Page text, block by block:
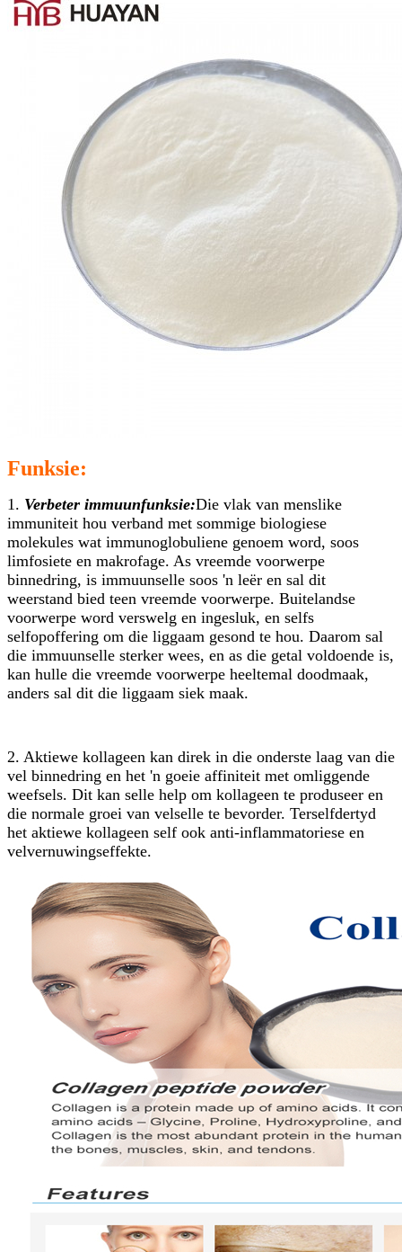
Funksie:
1. Verbeter immuunfunksie:Die vlak van menslike
immuniteit hou verband met sommige biologiese
molekules wat immunoglobuliene genoem word, soos
limfosiete en makrofage. As vreemde voorwerpe
binnedring, is immuunselle soos 'n leër en sal dit
weerstand bied teen vreemde voorwerpe. Buitelandse
voorwerpe word verswelg en ingesluk, en selfs
selfopoffering om die liggaam gesond te hou. Daarom sal
die immuunselle sterker wees, en as die getal voldoende is,
kan hulle die vreemde voorwerpe heeltemal doodmaak,
anders sal dit die liggaam siek maak.
2. Aktiewe kollageen kan direk in die onderste laag van die
vel binnedring en het 'n goeie affiniteit met omliggende
weefsels. Dit kan selle help om kollageen te produseer en
die normale groei van velselle te bevorder. Terselfdertyd
het aktiewe kollageen self ook anti-inflammatoriese en
velvernuwingseffekte.